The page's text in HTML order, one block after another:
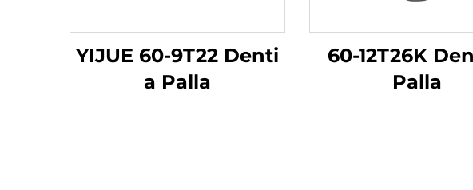
YIJUE 60-9T22 Denti
a Palla
60-12T26K
Palla